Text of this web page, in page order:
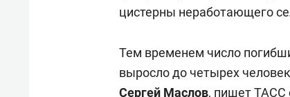
цистерны неработающего
Тем временем число
выросло до четырех
Сергей Маслов, пишетТАСС